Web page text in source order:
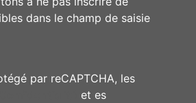
dans le champ de saisie
par reCAPTCHA, les
et es